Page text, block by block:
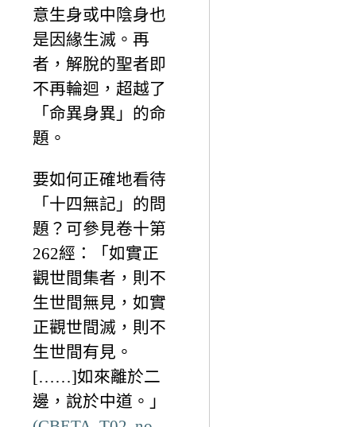
意生身或中陰身也
是因緣生滅。再
者，解脫的聖者即
不再輪迴，超越了
「命異身異」的命
題。
要如何正確地看待
「十四無記」的問
題？可參見卷十第
262經：「如實正
觀世間集者，則不
生世間無見，如實
正觀世間滅，則不
生世間有見。
[……]如來離於二
邊，說於中道。」